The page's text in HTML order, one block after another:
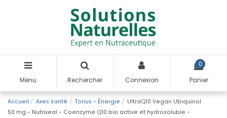
Menu Rechercher Connexion
0
Panier
Accueil Axes santé Tonus - Énergie
UltraQ10 Vegan Ubiquinol
50 mg - Nutrixeal - Coenzyme Q10 bio active et hydrosoluble -